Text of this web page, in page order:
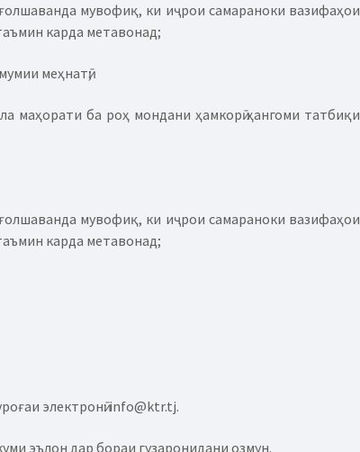
мувофиқ, ки иҷрои самараноки вазифаҳои
карда метавонад;
меҳнатӣ;
маҳорати ба роҳ мондани ҳамкорӣ ҳангоми татбиқи
мувофиқ, ки иҷрои самараноки вазифаҳои
карда метавонад;
электронӣ: info@ktr.tj.
эълон дар бораи гузаронидани озмун.